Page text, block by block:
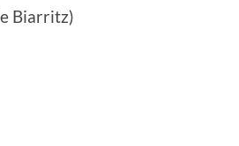
Biarritz)